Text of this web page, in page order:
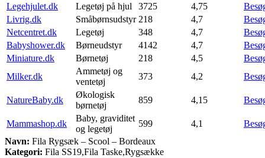
Legehjulet.dk
Legetøj på hjul 3725 4,75
Livrig.dk
Småbørnsudstyr 218 4,7
Netcentret.dk
Legetøj 348 4,7
Babyshower.dk
Børneudstyr 4142 4,7
Miniature.dk
Børnetøj 218 4,5
Milker.dk
Ammetøj og
ventetøj
373 4,2
NatureBaby.dk
Økologisk
børnetøj
859 4,15
Mammashop.dk
Baby, graviditet
og legetøj
599 4,1
Navn: Fila Rygsæk – Scool – Bordeaux
Kategori: Fila SS19,Fila Taske,Rygsække